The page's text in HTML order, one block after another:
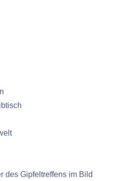
des Gipfeltreffens im Bild